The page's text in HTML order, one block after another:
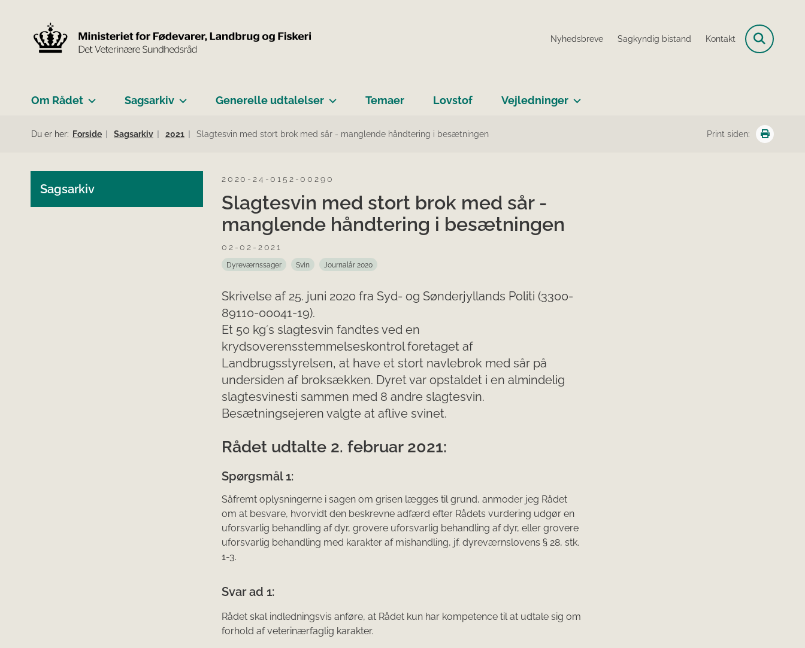
Nyhedsbreve Sagkyndig bistand Kontakt
Om Rådet Sagsarkiv Generelle udtalelser Temaer Lovstof Vejledninger
Du er her: Forside Sagsarkiv 2021 Slagtesvin med stort brok med sår - manglende håndtering i besætningen Print siden:
Sagsarkiv
2020-24-0152-00290
Slagtesvin med stort brok med sår -
manglende håndtering i besætningen
02-02-2021
Dyreværnssager Svin Journalår 2020
Skrivelse af 25. juni 2020 fra Syd- og Sønderjyllands Politi (3300-
89110-00041-19).
Et 50 kg´s slagtesvin fandtes ved en
krydsoverensstemmelseskontrol foretaget af
Landbrugsstyrelsen, at have et stort navlebrok med sår på
undersiden af broksækken. Dyret var opstaldet i en almindelig
slagtesvinesti sammen med 8 andre slagtesvin.
Besætningsejeren valgte at aflive svinet.
Rådet udtalte 2. februar 2021:
Spørgsmål 1:
Såfremt oplysningerne i sagen om grisen lægges til grund, anmoder jeg Rådet
om at besvare, hvorvidt den beskrevne adfærd efter Rådets vurdering udgør en
uforsvarlig behandling af dyr, grovere uforsvarlig be­handling af dyr, eller grovere
uforsvarlig behandling med karakter af mishandling, jf. dyreværnslovens § 28, stk.
1-3.
Svar ad 1:
Rådet skal indledningsvis anføre, at Rådet kun har kompetence til at udtale sig om
forhold af veterinærfaglig karakter.